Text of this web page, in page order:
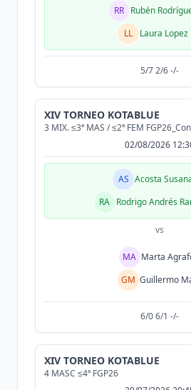
RR Rubén
LL
Laura Lopez
5/7 2/6 -/-
XIV TORNEO KOTABLUE
3 MIX. ≤3ª MAS / ≤2ª FEM
02/08/2026
AS Acosta
RA Rodrigo Andrés
vs
MA Marta
GM Guillermo
6/0 6/1 -/-
XIV TORNEO KOTABLUE
4 MASC ≤4ª FGP26